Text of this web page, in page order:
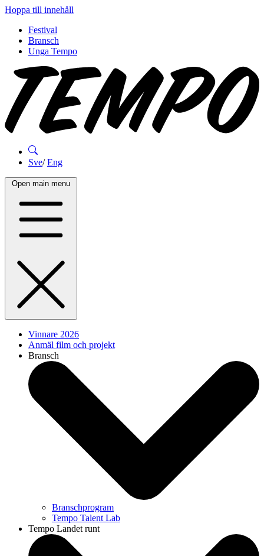
Hoppa till innehåll
Festival
Bransch
Unga Tempo
Sve/Eng
Open main menu
Vinnare 2026
Anmäl film och projekt
Bransch
Branschprogram
Tempo Talent Lab
Tempo Landet runt